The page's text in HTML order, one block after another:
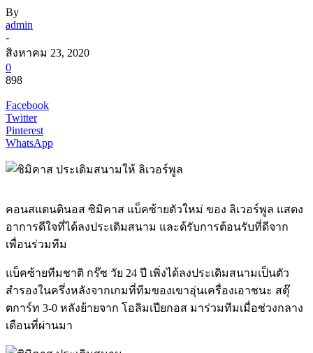
By
admin
-
สิงหาคม 23, 2020
0
898
Facebook
Twitter
Pinterest
WhatsApp
คอนสแตนตินอส ซิมิคาส แบ็คซ้ายตัวใหม่ ของ ลิเวอร์พูล แสดง
อาการดีใจที่ได้ลงประเดิมสนาม และด้รับการต้อนรับที่ดีจาก
เพื่อนร่วมทีม
แบ็คซ้ายทีมชาติ กร๊ซ วัย 24 ปี เพิ่งได้ลงประเดิมสนามเป็นตัว
สำรองในครึ่งหลังจากเกมที่ทีมของเขาอุ่นเครื่องเอาชนะ สตุ๊
ตการ์ท 3-0 หลังย้ายจาก โอลิมเปียกอส มาร่วมทีมเมื่อช่วงกลาง
เดือนที่ผ่านมา